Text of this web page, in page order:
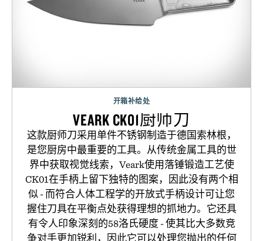
开箱补给处
VEARK CK01厨师刀
这款厨师刀采用单件不锈钢制造于德国索林根，
是您厨房中最重要的工具。从传统金属工具的世
界中获取视觉线索，Veark使用落锤锻造工艺使
CK01在手柄上留下独特的图案，因此没有两个相
似 - 而符合人体工程学的开放式手柄设计可让您
握住刀具在平衡点处获得理想的抓地力。它还具
有令人印象深刻的58洛氏硬度 - 使其比大多数竞
争对手更加锐利，因此它可以处理您抛出的任何